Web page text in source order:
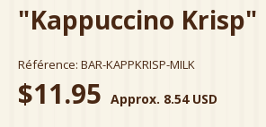
"Kappuccino Krisp"
Référence: BAR-KAPPKRISP-MILK
$11.95 Approx. 8.54 USD